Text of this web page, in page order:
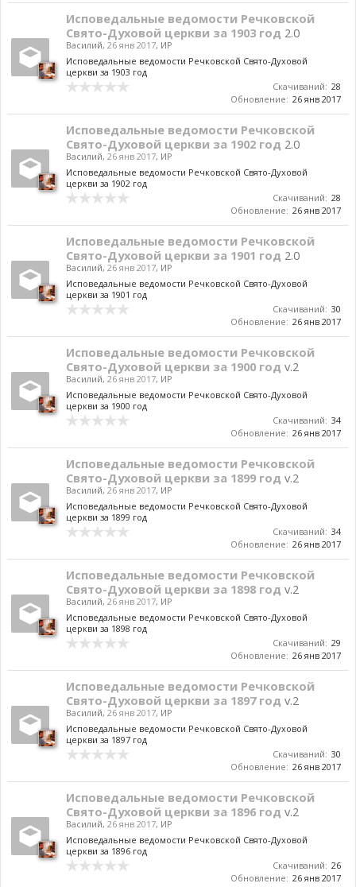
Исповедальные ведомости Речковской
Свято-Духовой церкви за 1903 год 2.0
Василий, 26 янв 2017, ИР
Исповедальные ведомости Речковской Свято-Духовой
церкви за 1903 год
Скачиваний: 28
Обновление: 26 янв 2017
Исповедальные ведомости Речковской
Свято-Духовой церкви за 1902 год 2.0
Василий, 26 янв 2017, ИР
Исповедальные ведомости Речковской Свято-Духовой
церкви за 1902 год
Скачиваний: 28
Обновление: 26 янв 2017
Исповедальные ведомости Речковской
Свято-Духовой церкви за 1901 год 2.0
Василий, 26 янв 2017, ИР
Исповедальные ведомости Речковской Свято-Духовой
церкви за 1901 год
Скачиваний: 30
Обновление: 26 янв 2017
Исповедальные ведомости Речковской
Свято-Духовой церкви за 1900 год v.2
Василий, 26 янв 2017, ИР
Исповедальные ведомости Речковской Свято-Духовой
церкви за 1900 год
Скачиваний: 34
Обновление: 26 янв 2017
Исповедальные ведомости Речковской
Свято-Духовой церкви за 1899 год v.2
Василий, 26 янв 2017, ИР
Исповедальные ведомости Речковской Свято-Духовой
церкви за 1899 год
Скачиваний: 34
Обновление: 26 янв 2017
Исповедальные ведомости Речковской
Свято-Духовой церкви за 1898 год v.2
Василий, 26 янв 2017, ИР
Исповедальные ведомости Речковской Свято-Духовой
церкви за 1898 год
Скачиваний: 29
Обновление: 26 янв 2017
Исповедальные ведомости Речковской
Свято-Духовой церкви за 1897 год v.2
Василий, 26 янв 2017, ИР
Исповедальные ведомости Речковской Свято-Духовой
церкви за 1897 год
Скачиваний: 30
Обновление: 26 янв 2017
Исповедальные ведомости Речковской
Свято-Духовой церкви за 1896 год v.2
Василий, 26 янв 2017, ИР
Исповедальные ведомости Речковской Свято-Духовой
церкви за 1896 год
Скачиваний: 26
Обновление: 26 янв 2017